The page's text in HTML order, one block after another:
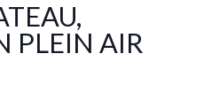
PLEIN AIR